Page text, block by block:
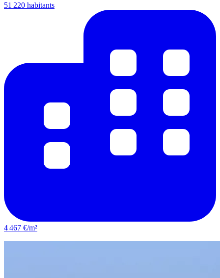
51 220 habitants
4 467 €/m²